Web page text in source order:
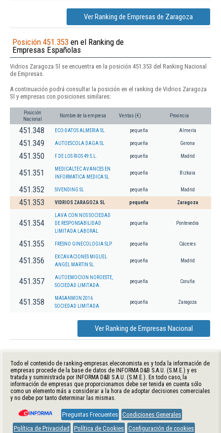
Ver Ranking de Empresas de Zaragoza
Posición 451.353 en el Ranking de
Empresas Españolas
Vidrios Zaragoza Sl se encuentra en la posición 451.353 del Ranking Nacional
de Empresas.
A continuación podrá consultar la posición en el ranking de Vidrios Zaragoza
Sl y empresas con posiciones similares:
Posición
Nacional
Nombre de la empresa Ventas (€) Provincia
451.348 ECO-DATOS ALMERIA SL pequeña Almería
451.349 AUTOESCOLA DAGA SL pequeña Gerona
451.350 F DE LOS RIOS 49 S.L. pequeña Madrid
451.351
MEDICALTEC AVANCES EN
INFORMATICA MEDICA SL
pequeña Bizkaia
451.352 SIVENDING SL pequeña Madrid
451.353 VIDRIOS ZARAGOZA SL pequeña Zaragoza
451.354
LAVA CON NOS SOCIEDAD
DE RESPONSABILIDAD
LIMITADA LABORAL
pequeña Pontevedra
451.355 FRESNO GINECOLOGIA SLP. pequeña Cáceres
451.356
EXCAVACIONES MIGUEL
ANGEL MARTIN SL.
pequeña Madrid
451.357
AUTOEMOCION NOROESTE,
SOCIEDAD LIMITADA.
pequeña Coruña
451.358
MASANMON 2016
SOCIEDAD LIMITADA.
pequeña Zaragoza
Ver Ranking de Empresas Nacional
Todo el contenido de ranking-empresas.eleconomista.es y toda la información de
empresas procede de la base de datos de INFORMA D&B S.A.U. (S.M.E.) y es
tratada y suministrada por INFORMA D&B S.A.U. (S.M.E.). En todo caso, la
información de empresas que proporcionamos debe ser tenida en cuenta sólo
como un elemento más a considerar a la hora de adoptar decisiones comerciales
y no debe por tanto determinar las mismas.
Preguntas Frecuentes Condiciones Generales
Política de Privacidad
Política de Cookies Configuración de cookies